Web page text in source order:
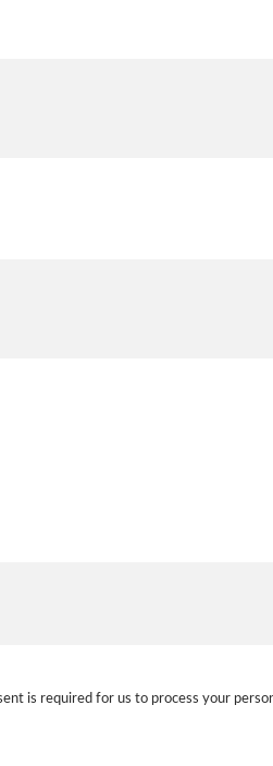
is required for us to process your